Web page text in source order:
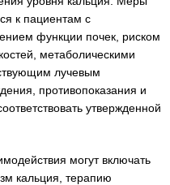
к пациентам с
функции почек, риском
метаболическими
лучевым
противопоказания и
утвержденной
могут включать
кальция, терапию